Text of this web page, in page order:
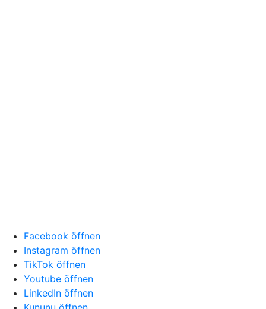
Facebook öffnen
Instagram öffnen
TikTok öffnen
Youtube öffnen
LinkedIn öffnen